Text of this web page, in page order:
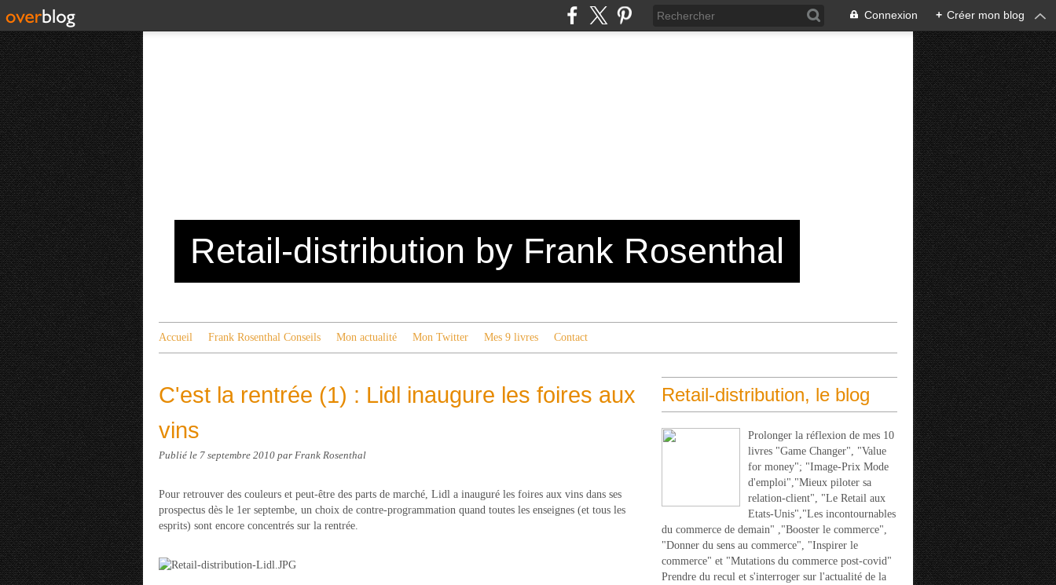
Connexion + Créer mon blog
Retail-distribution by Frank Rosenthal
Accueil Frank Rosenthal Conseils Mon actualité Mon Twitter Mes 9 livres Contact
C'est la rentrée (1) : Lidl inaugure les foires aux
vins
Publié le 7 septembre 2010 par Frank Rosenthal
Pour retrouver des couleurs et peut-être des parts de marché, Lidl a inauguré les foires aux vins dans ses
prospectus dès le 1er septembe, un choix de contre-programmation quand toutes les enseignes (et tous les
esprits) sont encore concentrés sur la rentrée.
Retail-distribution, le blog
Prolonger la réflexion de mes 10
livres "Game Changer", "Value
for money"; "Image-Prix Mode
d'emploi","Mieux piloter sa
relation-client", "Le Retail aux
Etats-Unis","Les incontournables
du commerce de demain" ,"Booster le commerce",
"Donner du sens au commerce", "Inspirer le
commerce" et "Mutations du commerce post-covid"
Prendre du recul et s'interroger sur l'actualité de la